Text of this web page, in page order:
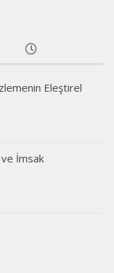
Eleştirel
ve İmsak